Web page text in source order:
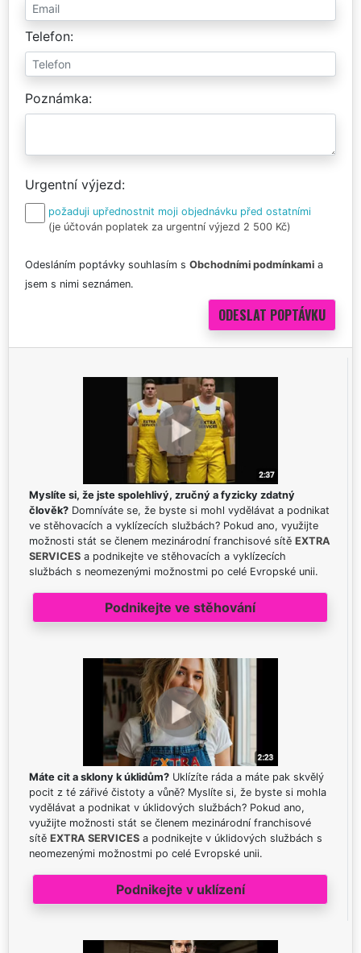
Telefon
Poznámka
Urgentní výjezd
požaduji upřednostnit moji objednávku před ostatními
(je účtován poplatek za urgentní výjezd 2 500 Kč)
Odesláním poptávky souhlasím s Obchodními podmínkami a
jsem s nimi seznámen.
Myslíte si, že jste spolehlivý, zručný a fyzicky zdatný
člověk? Domníváte se, že byste si mohl vydělávat a podnikat
ve stěhovacích a vyklízecích službách? Pokud ano, využijte
možnosti stát se členem mezinárodní franchisové sítě EXTRA
SERVICES a podnikejte ve stěhovacích a vyklízecích
službách s neomezenými možnostmi po celé Evropské unii.
Podnikejte ve stěhování
Máte cit a sklony k úklidům? Uklízíte ráda a máte pak skvělý
pocit z té zářivé čistoty a vůně? Myslíte si, že byste si mohla
vydělávat a podnikat v úklidových službách? Pokud ano,
využijte možnosti stát se členem mezinárodní franchisové
sítě EXTRA SERVICES a podnikejte v úklidových službách s
neomezenými možnostmi po celé Evropské unii.
Podnikejte v uklízení